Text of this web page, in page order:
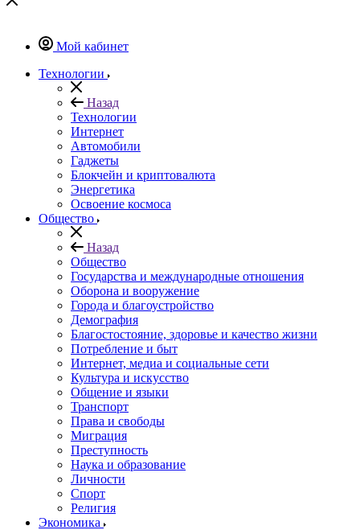
Мой кабинет
Технологии
Назад
Технологии
Интернет
Автомобили
Гаджеты
Блокчейн и криптовалюта
Энергетика
Освоение космоса
Общество
Назад
Общество
Государства и международные отношения
Оборона и вооружение
Города и благоустройство
Демография
Благостостояние, здоровье и качество жизни
Потребление и быт
Интернет, медиа и социальные сети
Культура и искусство
Общение и языки
Транспорт
Права и свободы
Миграция
Преступность
Наука и образование
Личности
Спорт
Религия
Экономика